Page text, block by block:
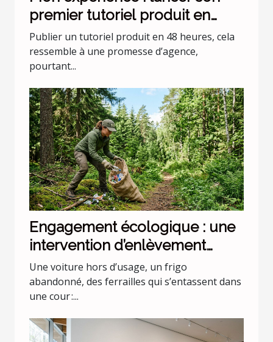
premier tutoriel produit en
moins de 48h
Publier un tutoriel produit en 48 heures, cela
ressemble à une promesse d’agence,
pourtant...
Engagement écologique : une
intervention d’enlèvement
peut-elle être responsable ?
Une voiture hors d’usage, un frigo
abandonné, des ferrailles qui s’entassent dans
une cour :...